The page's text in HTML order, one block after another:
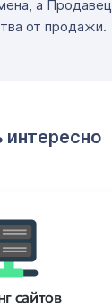
а Продавец
от продажи.
сайтов